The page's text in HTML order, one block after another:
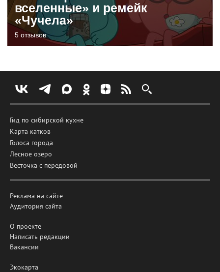
вселенные» и ремейк
«Чучела»
5 отзывов
Гид по сибирской кухне
Карта катков
Голоса города
Лесное озеро
Весточка с передовой
Реклама на сайте
Аудитория сайта
О проекте
Написать редакции
Вакансии
Экокарта